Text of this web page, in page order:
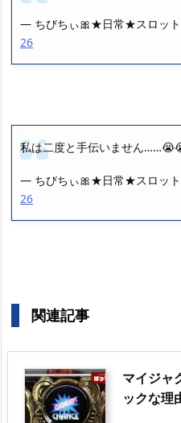
— ちびちぃ︎︎🎀★日常★スロッ
26
私は二度と手伝いません
— ちびちぃ︎︎🎀★日常★スロッ
26
関連記事
マイジャ
ックな理